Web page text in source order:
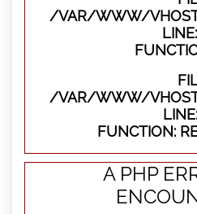
/VAR/WWW/
/VAR/WWW/
FUNCTION:
A PHP